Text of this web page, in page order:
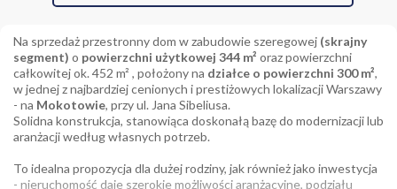
Na sprzedaż przestronny dom w zabudowie szeregowej (skrajny
segment) o powierzchni użytkowej 344 m² oraz powierzchni
całkowitej ok. 452 m² , położony na działce o powierzchni 300 m²,
w jednej z najbardziej cenionych i prestiżowych lokalizacji Warszawy
- na Mokotowie, przy ul. Jana Sibeliusa.
Solidna konstrukcja, stanowiąca doskonałą bazę do modernizacji lub
aranżacji według własnych potrzeb.
To idealna propozycja dla dużej rodziny, jak również jako inwestycja
- nieruchomość daje szerokie możliwości aranżacyjne, podziału